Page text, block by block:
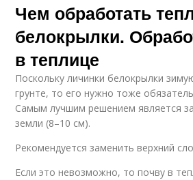
Чем обработать
белокрылки.
в теплице
Поскольку личинки белокрылки
грунте, то его нужно тоже
Самым лучшим решением является
земли (8–10 см).
Рекомендуется заменить верхний
Если это невозможно, то почву в